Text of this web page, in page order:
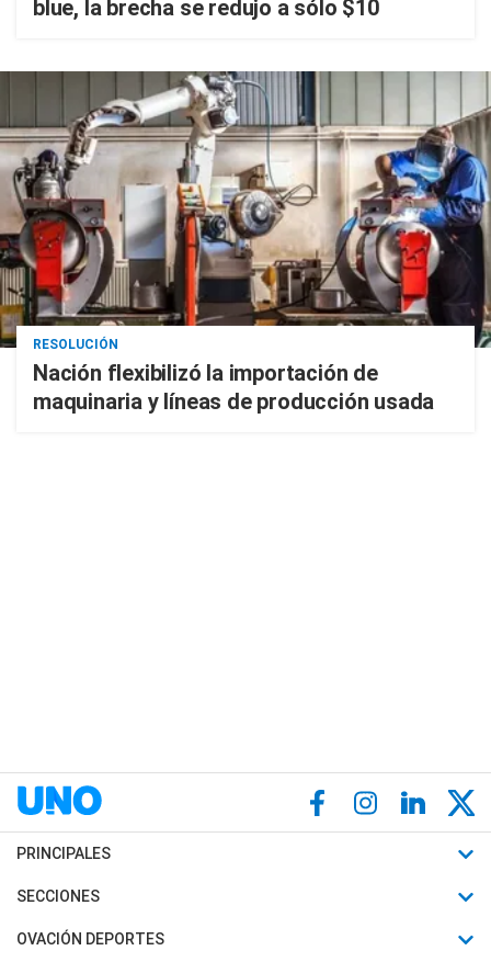
blue, la brecha se redujo a sólo $10
RESOLUCIÓN
Nación flexibilizó la importación de
maquinaria y líneas de producción usada
PRINCIPALES
Últimas Noticias
Política
SECCIONES
Horóscopo
OVACIÓN DEPORTES